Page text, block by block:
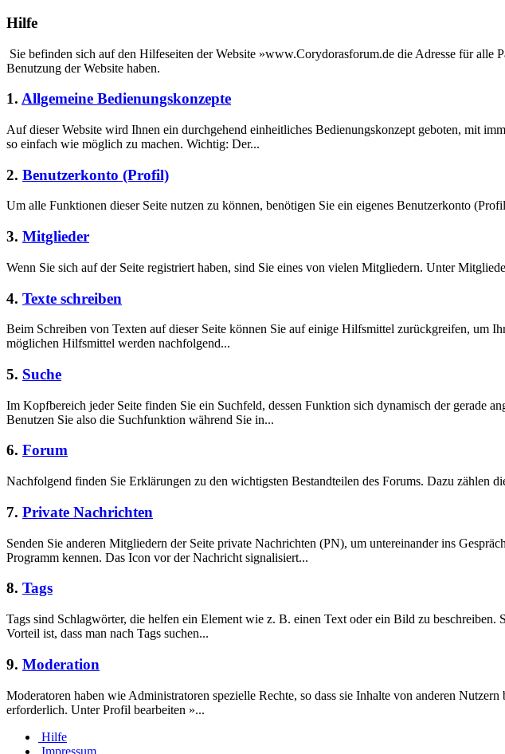
Hilfe
Sie befinden sich auf den Hilfeseiten der Website »www.Corydorasforum.de die Adresse für
Benutzung der Website haben.
1. Allgemeine Bedienungskonzepte
Auf dieser Website wird Ihnen ein durchgehend einheitliches Bedienungskonzept geboten, mit
so einfach wie möglich zu machen. Wichtig: Der...
2. Benutzerkonto (Profil)
Um alle Funktionen dieser Seite nutzen zu können, benötigen Sie ein eigenes Benutzerkonto
3. Mitglieder
Wenn Sie sich auf der Seite registriert haben, sind Sie eines von vielen Mitgliedern. Unter
4. Texte schreiben
Beim Schreiben von Texten auf dieser Seite können Sie auf einige Hilfsmittel zurückgreifen, um
möglichen Hilfsmittel werden nachfolgend...
5. Suche
Im Kopfbereich jeder Seite finden Sie ein Suchfeld, dessen Funktion sich dynamisch der gerade
Benutzen Sie also die Suchfunktion während Sie in...
6. Forum
Nachfolgend finden Sie Erklärungen zu den wichtigsten Bestandteilen des Forums. Dazu zählen
7. Private Nachrichten
Senden Sie anderen Mitgliedern der Seite private Nachrichten (PN), um untereinander ins
Programm kennen. Das Icon vor der Nachricht signalisiert...
8. Tags
Tags sind Schlagwörter, die helfen ein Element wie z. B. einen Text oder ein Bild zu
Vorteil ist, dass man nach Tags suchen...
9. Moderation
Moderatoren haben wie Administratoren spezielle Rechte, so dass sie Inhalte von anderen
erforderlich. Unter Profil bearbeiten »...
Hilfe
Impressum